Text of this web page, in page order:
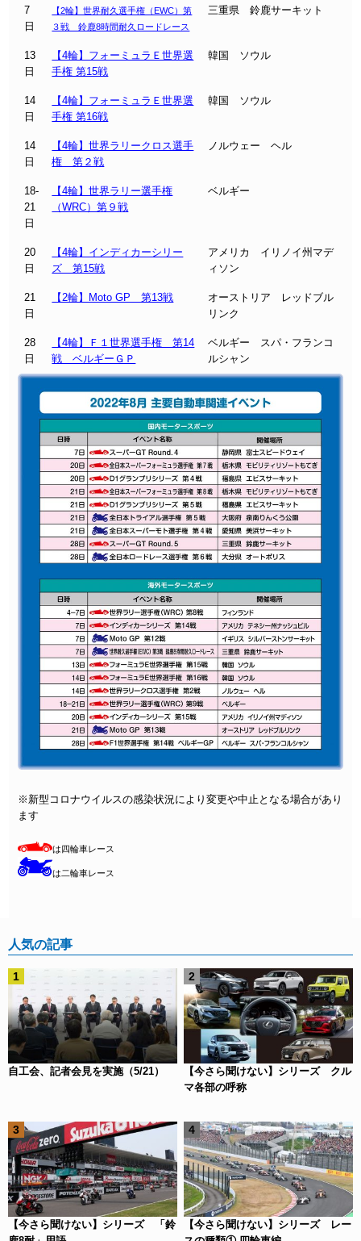
7
日
【2輪】世界耐久選手権（EWC）第
３戦 鈴鹿8時間耐久ロードレース
三重県 鈴鹿サーキット
13
日
【4輪】フォーミュラＥ世界選
手権 第15戦
韓国 ソウル
14
日
【4輪】フォーミュラＥ世界選
手権 第16戦
韓国 ソウル
14
日
【4輪】世界ラリークロス選手
権 第２戦
ノルウェー ヘル
18-
21
日
【4輪】世界ラリー選手権
（WRC）第９戦
ベルギー
20
日
【4輪】インディカーシリー
ズ 第15戦
アメリカ イリノイ州マデ
ィソン
21
日
【2輪】Moto GP 第13戦
オーストリア レッドブル
リンク
28
日
【4輪】Ｆ１世界選手権 第14
戦 ベルギーＧＰ
ベルギー スパ・フランコ
ルシャン
※新型コロナウイルスの感染状況により変更や中止となる場合があり
ます
は四輪車レース
は二輪車レース
人気の記事
自工会、記者会見を実施（5/21）
【今さら聞けない】シリーズ クル
マ各部の呼称
【今さら聞けない】シリーズ 「鈴
【今さら聞けない】シリーズ レー